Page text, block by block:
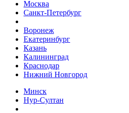
Москва
Санкт-Петербург
Воронеж
Екатеринбург
Казань
Калининград
Краснодар
Нижний Новгород
Минск
Нур-Султан